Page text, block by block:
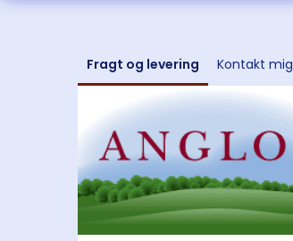
Fragt og levering Kontakt mig